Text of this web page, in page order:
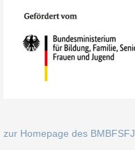
zur Homepage des BMBFSFJ